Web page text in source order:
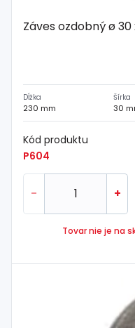
Záves ozdobný ø
Dĺžka
230 mm
Šírka
30
Kód produktu
P604
- +
Tovar nie je na